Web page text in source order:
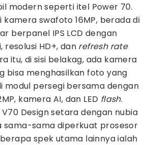
modern seperti itel Power 70.
kamera swafoto 16MP, berada di
berpanel IPS LCD dengan
resolusi HD+, dan refresh rate
itu, di sisi belakag, ada kamera
bisa menghasilkan foto yang
modul persegi bersama dengan
kamera AI, dan LED flash.
Design setara dengan nubia
sama-sama diperkuat prosesor
spek utama lainnya ialah